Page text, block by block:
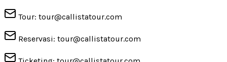
Tour: tour@callistatour.com
Reservasi: tour@callistatour.com